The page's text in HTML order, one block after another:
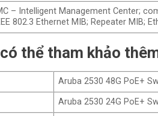
– Intelligent Management Center;
802.3 Ethernet MIB; Repeater
thể tham khảo
Aruba 2530 48G PoE+
Aruba 2530 24G PoE+